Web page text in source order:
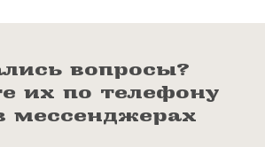
вопросы?
их по телефону
мессенджерах